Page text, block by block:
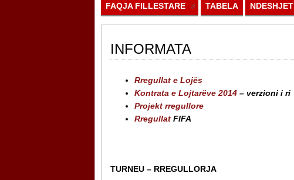
FAQJA FILLESTARE TABELA NDESHJET
INFORMATA
Rregullat e Lojës
Kontrata e Lojtarëve 2014– verzioni i ri
Projekt rregullore
RregullatFIFA
TURNEU – RREGULLORJA